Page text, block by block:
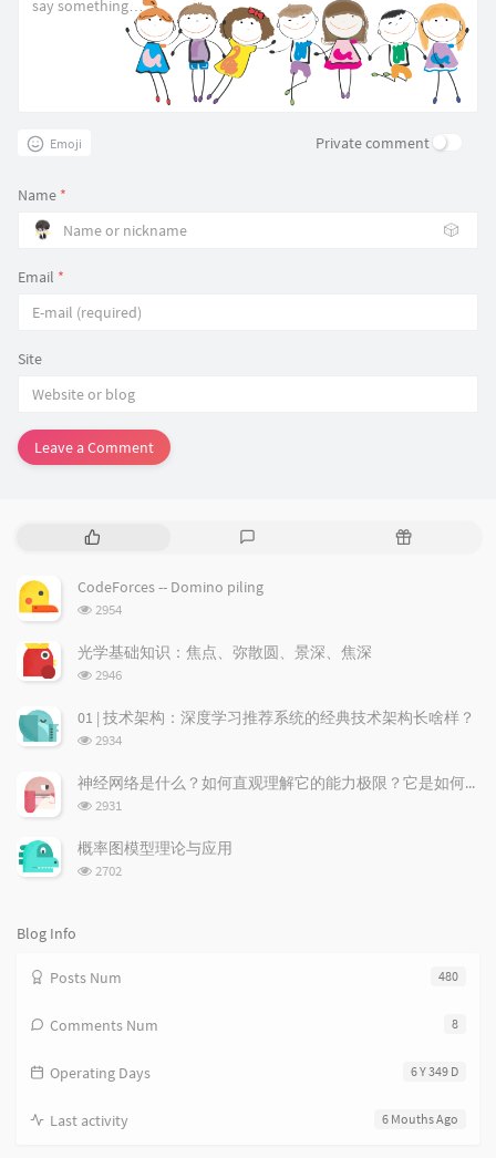
Emoji Private comment
Name *
🎲
Email *
Site
Leave a Comment
P
p
a
r
r
t
c
l
s
e
t
m
n
R
t
l
CodeForces -- Domino piling
浏
次
数:
2954
光学基础知识：焦点、弥散圆、景深、焦深
浏
次
数:
2946
01 | 技术架构：深度学习推荐系统的经典技术架构长啥样？
浏
次
数:
2934
神经网络是什么？如何直观理解它的能力极限？它是如何无限逼近真理？
浏
次
数:
2931
概率图模型理论与应用
浏
2702
Blog Info
480
Posts Num
8
Comments Num
6 Y 349 D
Operating Days
6 Mouths Ago
Last activity